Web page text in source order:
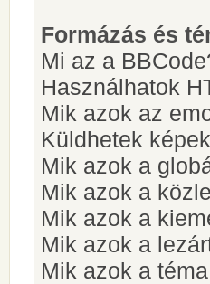
Formázás és
Mi az a
Használhatok
Mik azok az
Küldhetek
Mik azok a
Mik azok a
Mik azok a
Mik azok a
Mik azok a